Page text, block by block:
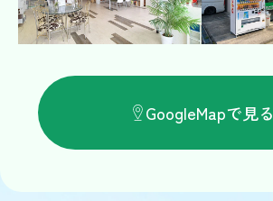
GoogleMapで見る